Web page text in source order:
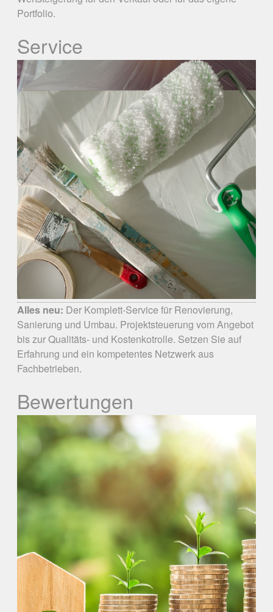
Portfolio.
Service
Alles neu: Der Komplett-Service für Renovierung,
Sanierung und Umbau. Projektsteuerung vom Angebot
bis zur Qualitäts- und Kostenkotrolle. Setzen Sie auf
Erfahrung und ein kompetentes Netzwerk aus
Fachbetrieben.
Bewertungen